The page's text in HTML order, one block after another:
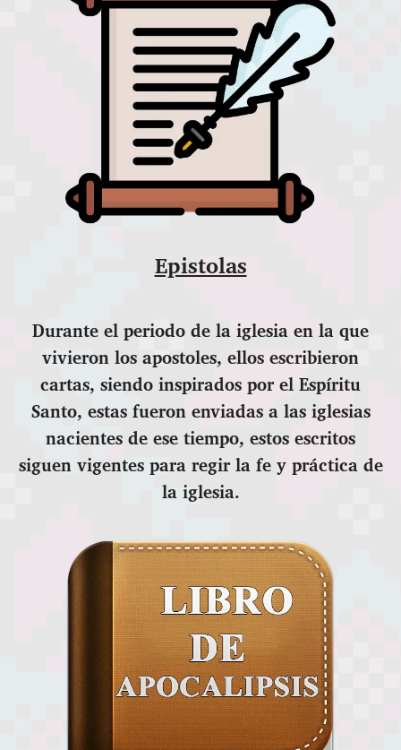
Epistolas
Durante el periodo de la iglesia en la que
vivieron los apostoles, ellos escribieron
cartas, siendo inspirados por el Espíritu
Santo, estas fueron enviadas a las iglesias
nacientes de ese tiempo, estos escritos
siguen vigentes para regir la fe y práctica de
la iglesia.